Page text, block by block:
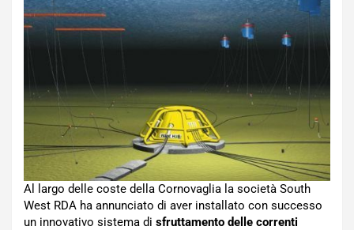
Al largo delle coste della Cornovaglia la società South
West RDA ha annunciato di aver installato con successo
un innovativo sistema di sfruttamento delle correnti